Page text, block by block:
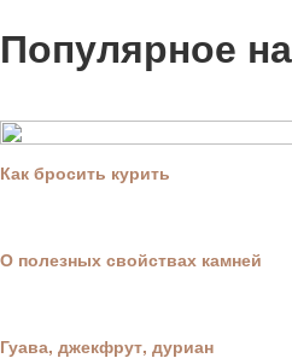
Популярное
Как бросить курить
О полезных свойствах камней
Гуава, джекфрут, дуриан